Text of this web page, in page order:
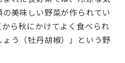
美味しい野菜が作られてい
ら秋にかけてよく食べられ
う（牡丹胡椒）」という野